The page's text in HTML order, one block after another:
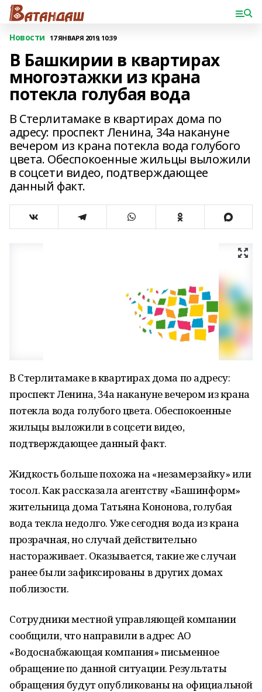
Новости 17 ЯНВАРЯ 2019, 10:39
В Башкирии в квартирах
многоэтажки из крана
потекла голубая вода
В Стерлитамаке в квартирах дома по
адресу: проспект Ленина, 34а накануне
вечером из крана потекла вода голубого
цвета. Обеспокоенные жильцы выложили
в соцсети видео, подтверждающее
данный факт.
В Стерлитамаке в квартирах дома по адресу:
проспект Ленина, 34а накануне вечером из крана
потекла вода голубого цвета. Обеспокоенные
жильцы выложили в соцсети видео,
подтверждающее данный факт.
Жидкость больше похожа на «незамерзайку» или
тосол. Как рассказала агентству «Башинформ»
жительница дома Татьяна Кононова, голубая
вода текла недолго. Уже сегодня вода из крана
прозрачная, но случай действительно
настораживает. Оказывается, такие же случаи
ранее были зафиксированы в других домах
поблизости.
Сотрудники местной управляющей компании
сообщили, что направили в адрес АО
«Водоснабжающая компания» письменное
обращение по данной ситуации. Результаты
обращения будут опубликованы на официальной